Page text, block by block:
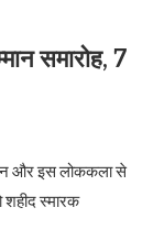
समारोह, 7
और इस लोककला से
स्मारक